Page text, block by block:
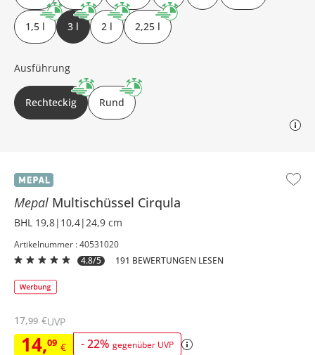
Mepal Multischüssel Cirqula
BHL 19,8|10,4|24,9 cm
Artikelnummer : 40531020
4.8/5
191 BEWERTUNGEN LESEN
14,09 € -22% gegenüber UVP
17,99 €UVP
1,5 l 3 l 2 l 2,25 l
Ausführung
Rechteckig Rund